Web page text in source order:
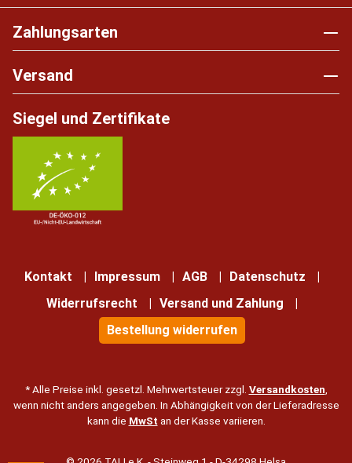
Zahlungsarten
Versand
Siegel und Zertifikate
Kontakt Impressum AGB
Datenschutz
Widerrufsrecht
Versand und Zahlung
Bestellung widerrufen
* Alle Preise inkl. gesetzl. Mehrwertsteuer zzgl. Versandkosten
wenn nicht anders angegeben. In Abhängigkeit von der Lieferadresse
kann die MwSt an der Kasse variieren.